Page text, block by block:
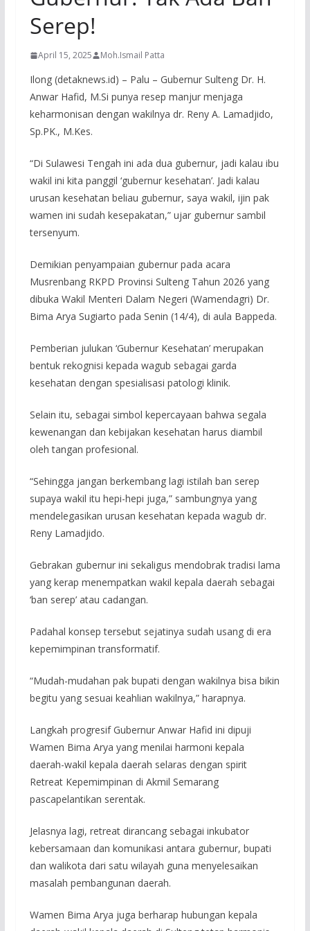
Serep!
April 15, 2025 Moh.Ismail Patta
Ilong (detaknews.id) – Palu – Gubernur Sulteng Dr. H.
Anwar Hafid, M.Si punya resep manjur menjaga
keharmonisan dengan wakilnya dr. Reny A. Lamadjido,
Sp.PK., M.Kes.
“Di Sulawesi Tengah ini ada dua gubernur, jadi kalau ibu
wakil ini kita panggil ‘gubernur kesehatan’. Jadi kalau
urusan kesehatan beliau gubernur, saya wakil, ijin pak
wamen ini sudah kesepakatan,” ujar gubernur sambil
tersenyum.
Demikian penyampaian gubernur pada acara
Musrenbang RKPD Provinsi Sulteng Tahun 2026 yang
dibuka Wakil Menteri Dalam Negeri (Wamendagri) Dr.
Bima Arya Sugiarto pada Senin (14/4), di aula Bappeda.
Pemberian julukan ‘Gubernur Kesehatan’ merupakan
bentuk rekognisi kepada wagub sebagai garda
kesehatan dengan spesialisasi patologi klinik.
Selain itu, sebagai simbol kepercayaan bahwa segala
kewenangan dan kebijakan kesehatan harus diambil
oleh tangan profesional.
“Sehingga jangan berkembang lagi istilah ban serep
supaya wakil itu hepi-hepi juga,” sambungnya yang
mendelegasikan urusan kesehatan kepada wagub dr.
Reny Lamadjido.
Gebrakan gubernur ini sekaligus mendobrak tradisi lama
yang kerap menempatkan wakil kepala daerah sebagai
‘ban serep’ atau cadangan.
Padahal konsep tersebut sejatinya sudah usang di era
kepemimpinan transformatif.
“Mudah-mudahan pak bupati dengan wakilnya bisa bikin
begitu yang sesuai keahlian wakilnya,” harapnya.
Langkah progresif Gubernur Anwar Hafid ini dipuji
Wamen Bima Arya yang menilai harmoni kepala
daerah-wakil kepala daerah selaras dengan spirit
Retreat Kepemimpinan di Akmil Semarang
pascapelantikan serentak.
Jelasnya lagi, retreat dirancang sebagai inkubator
kebersamaan dan komunikasi antara gubernur, bupati
dan walikota dari satu wilayah guna menyelesaikan
masalah pembangunan daerah.
Wamen Bima Arya juga berharap hubungan kepala